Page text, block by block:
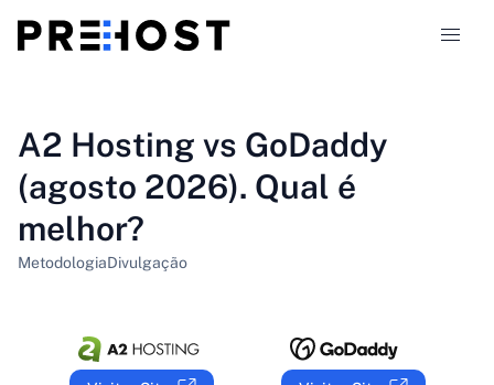
Comparações
PT-BR
A2 Hosting vs GoDaddy
(agosto 2026). Qual é
melhor?
MetodologiaDivulgação